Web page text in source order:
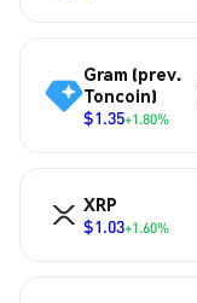
Gram (prev.
Toncoin)
$1.35+1.80%
XRP
$1.03+1.60%